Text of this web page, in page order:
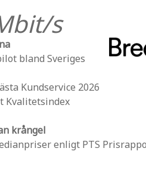
s
bland Sveriges
Kundservice 2026
Kvalitetsindex
krångel
enligt PTS